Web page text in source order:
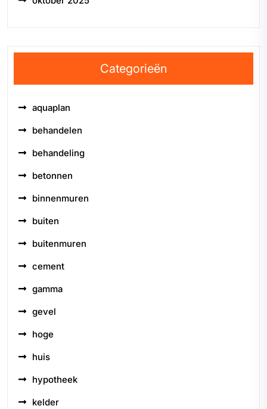
Categorieën
aquaplan
behandelen
behandeling
betonnen
binnenmuren
buiten
buitenmuren
cement
gamma
gevel
hoge
huis
hypotheek
kelder